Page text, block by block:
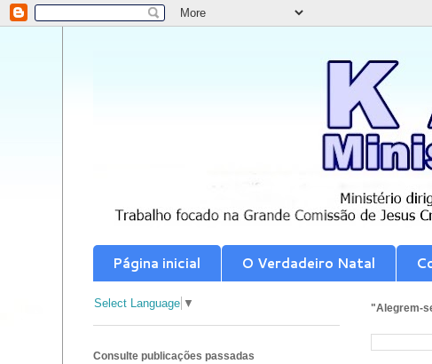
Página inicial O Verdadeiro Natal
"Alegrem-
Select Language ▼
Consulte publicações passadas